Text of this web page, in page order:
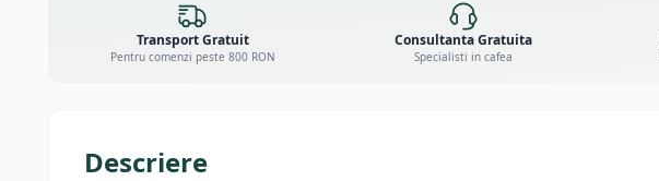
Transport Gratuit
Pentru comenzi peste 800 RON
Consultanta Gratuita
Specialisti in cafea
Descriere